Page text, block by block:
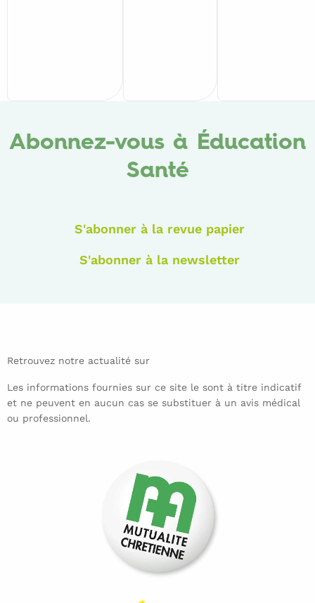
Abonnez-vous à Éducation
Santé
S'abonner à la revue papier
S'abonner à la newsletter
Retrouvez notre actualité sur
Les informations fournies sur ce site le sont à titre indicatif
et ne peuvent en aucun cas se substituer à un avis médical
ou professionnel.